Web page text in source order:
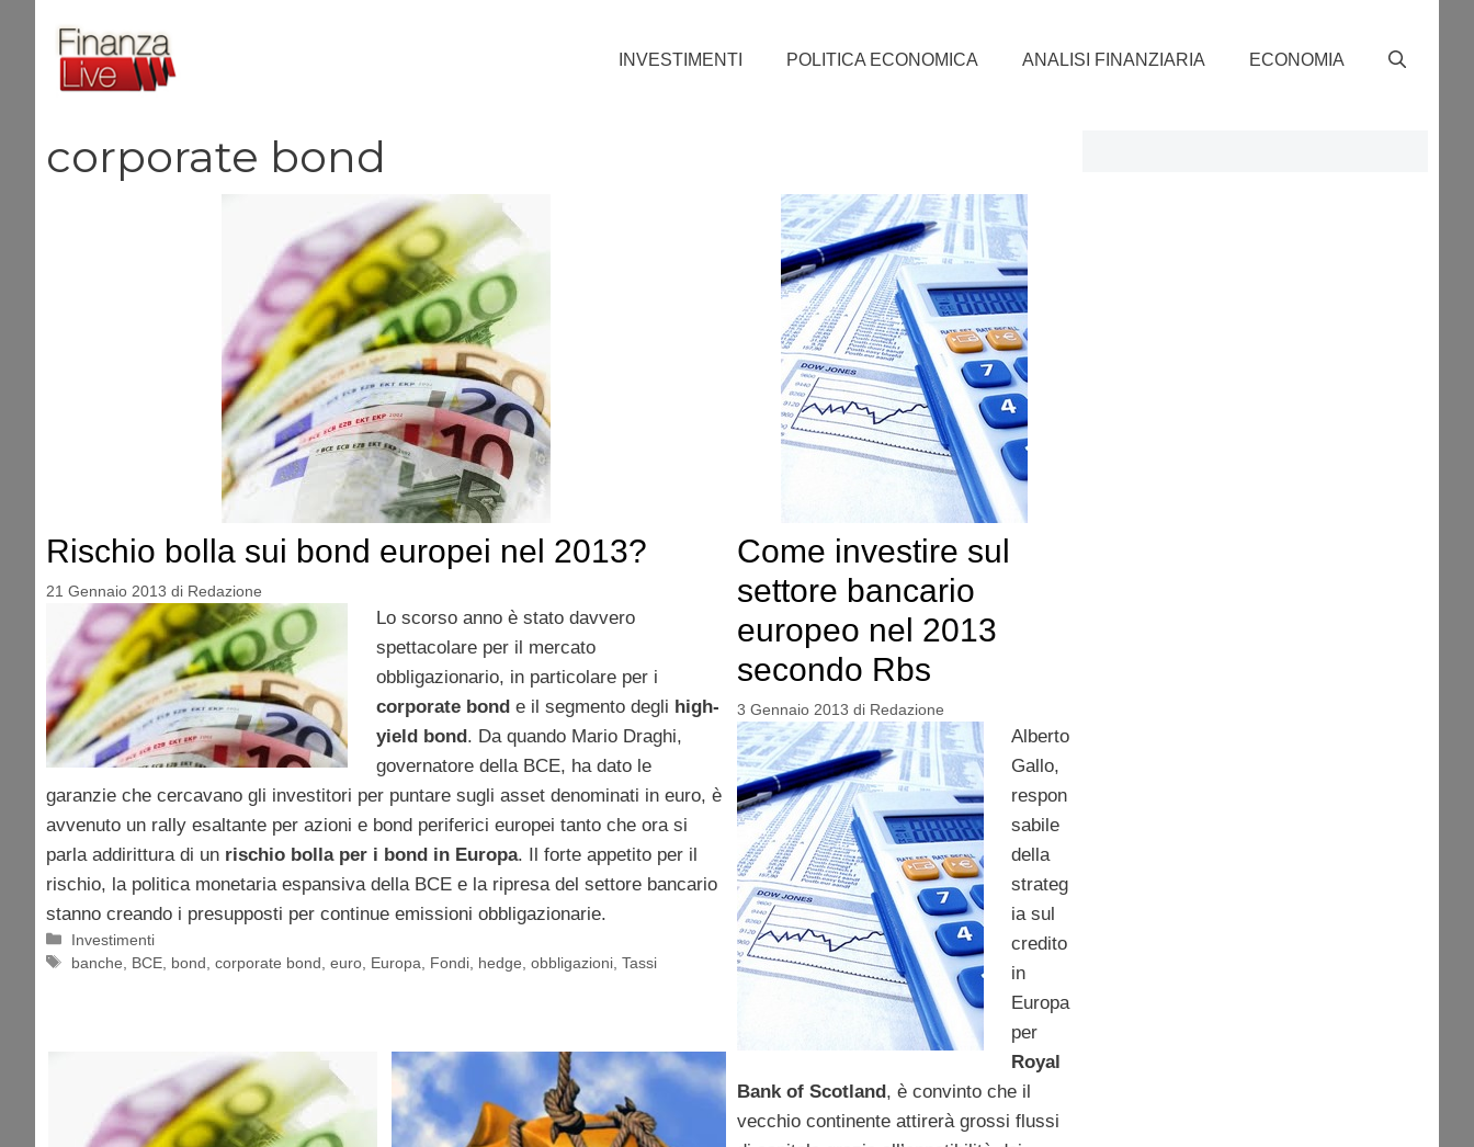
contenuto
INVESTIMENTI POLITICA ECONOMICA ANALISI FINANZIARIA ECONOMIA
corporate bond
Rischio bolla sui bond europei nel 2013?
21 Gennaio 2013 di Redazione
Lo scorso anno è stato davvero
spettacolare per il mercato
obbligazionario, in particolare per i
corporate bond e il segmento degli high-
yield bond. Da quando Mario Draghi,
governatore della BCE, ha dato le
garanzie che cercavano gli investitori per puntare sugli asset denominati in euro, è
avvenuto un rally esaltante per azioni e bond periferici europei tanto che ora si
parla addirittura di un rischio bolla per i bond in Europa. Il forte appetito per il
rischio, la politica monetaria espansiva della BCE e la ripresa del settore bancario
stanno creando i presupposti per continue emissioni obbligazionarie.
Categorie
Investimenti
Tag
banche BCE bond ,corporate bond ,euro Europa Fondi hedge ,obbligazioni ,Tassi
Come investire sul
settore bancario
europeo nel 2013
secondo Rbs
3 Gennaio 2013 di Redazione
Alberto
Gallo,
respon
sabile
della
strateg
ia sul
credito
in
Europa
per
Royal
Bank of Scotland, è convinto che il
vecchio continente attirerà grossi flussi